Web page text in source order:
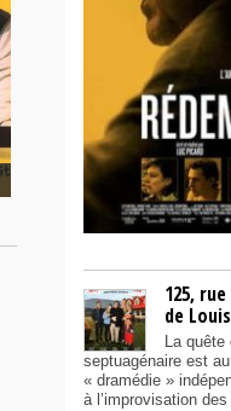
125,
de
La quête
septuagénaire est
« dramédie »
à l’improvisation